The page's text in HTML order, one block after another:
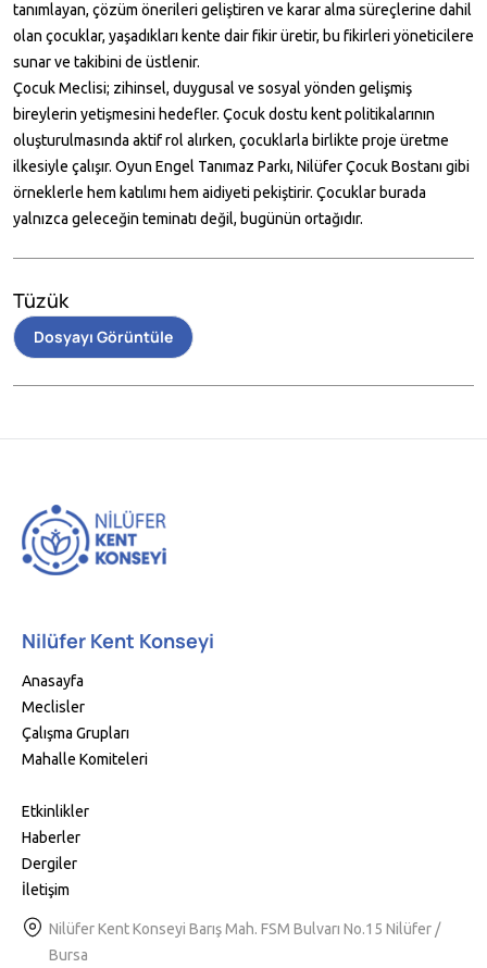
tanımlayan, çözüm önerileri geliştiren ve karar alma süreçlerine dahil
olan çocuklar, yaşadıkları kente dair fikir üretir, bu fikirleri yöneticilere
sunar ve takibini de üstlenir.
Çocuk Meclisi; zihinsel, duygusal ve sosyal yönden gelişmiş
bireylerin yetişmesini hedefler. Çocuk dostu kent politikalarının
oluşturulmasında aktif rol alırken, çocuklarla birlikte proje üretme
ilkesiyle çalışır. Oyun Engel Tanımaz Parkı, Nilüfer Çocuk Bostanı gibi
örneklerle hem katılımı hem aidiyeti pekiştirir. Çocuklar burada
yalnızca geleceğin teminatı değil, bugünün ortağıdır.
Tüzük
Dosyayı Görüntüle
Nilüfer Kent Konseyi
Anasayfa
Meclisler
Çalışma Grupları
Mahalle Komiteleri
Etkinlikler
Haberler
Dergiler
İletişim
Nilüfer Kent Konseyi Barış Mah. FSM Bulvarı No.15 Nilüfer /
Bursa